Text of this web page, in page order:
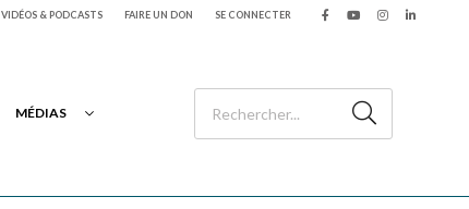
VIDÉOS & PODCASTS FAIRE UN DON SE CONNECTER
MÉDIAS